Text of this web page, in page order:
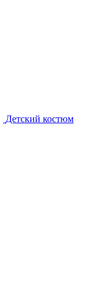
Детский костюм